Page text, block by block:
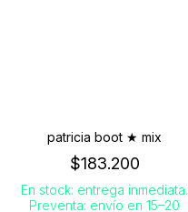
patricia boot ★ mix
$183.200
En stock: entrega inmediata.
Preventa: envío en 15–20